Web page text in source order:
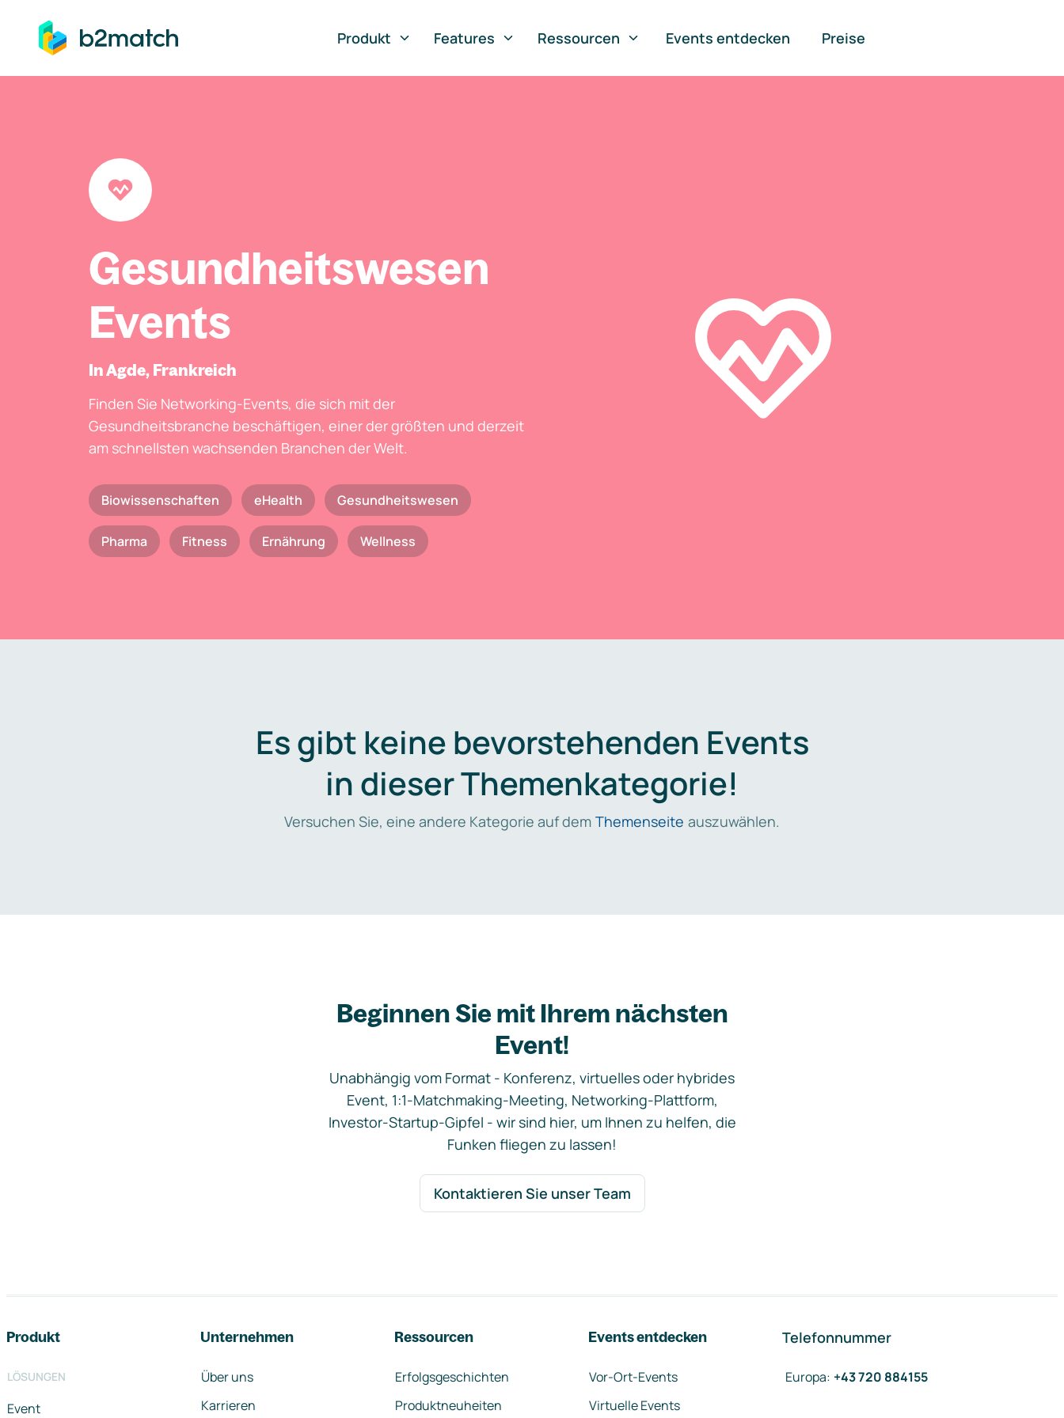
springen
Produkt
Features Ressourcen Events entdecken Preise
Gesundheitswesen
Events
In Agde, Frankreich
Finden Sie Networking-Events, die sich mit der
Gesundheitsbranche beschäftigen, einer der größten und derzeit
am schnellsten wachsenden Branchen der Welt.
Biowissenschaften eHealth Gesundheitswesen
Pharma Fitness Ernährung Wellness
Es gibt keine bevorstehenden Events
in dieser Themenkategorie!
Versuchen Sie, eine andere Kategorie auf dem Themenseite auszuwählen.
Beginnen Sie mit Ihrem nächsten
Event!
Unabhängig vom Format - Konferenz, virtuelles oder hybrides
Event, 1:1-Matchmaking-Meeting, Networking-Plattform,
Investor-Startup-Gipfel - wir sind hier, um Ihnen zu helfen, die
Funken fliegen zu lassen!
Kontaktieren Sie unser Team
Produkt
LÖSUNGEN
Event
Unternehmen
Über uns
Karrieren
Ressourcen
Erfolgsgeschichten
Produktneuheiten
Events entdecken
Vor-Ort-Events
Virtuelle Events
Telefonnummer
Europa: +43 720 884155